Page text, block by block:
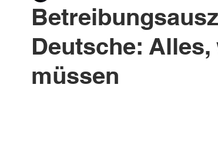
Schweizer Kurzgeschichten Erfahrungsberichte
Deutsche:
müssen